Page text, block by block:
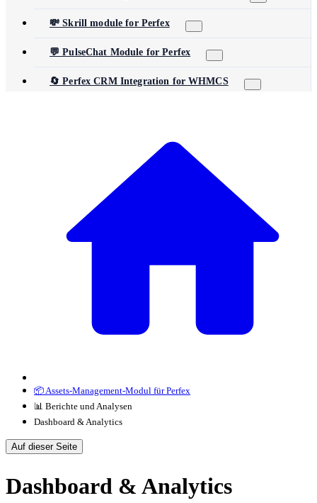
💸 Skrill module for Perfex
💬 PulseChat Module for Perfex
🔄 Perfex CRM Integration for WHMCS
📦 Assets-Management-Modul für Perfex
📊 Berichte und Analysen
Dashboard & Analytics
Auf dieser Seite
Dashboard & Analytics